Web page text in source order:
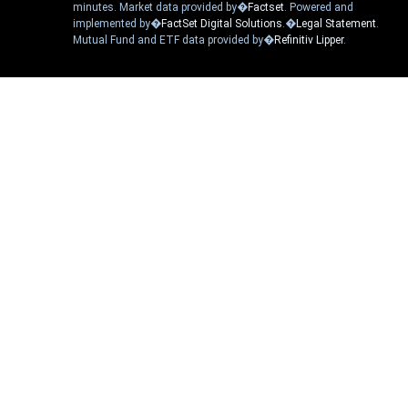
minutes. Market data provided by�Factset. Powered and
implemented by�FactSet Digital Solutions.�Legal Statement.
Mutual Fund and ETF data provided by�Refinitiv Lipper.